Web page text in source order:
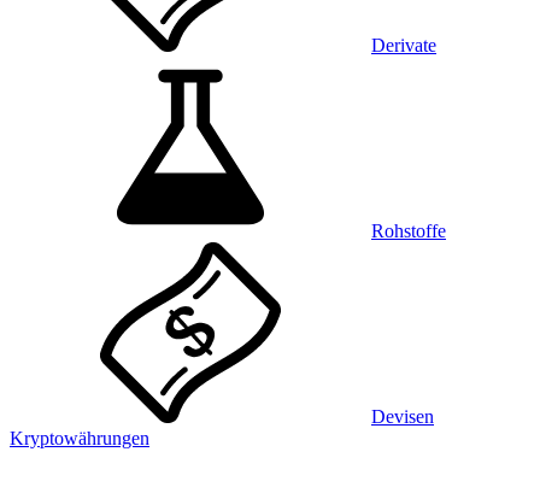
Derivate
Rohstoffe
Devisen
Kryptowährungen